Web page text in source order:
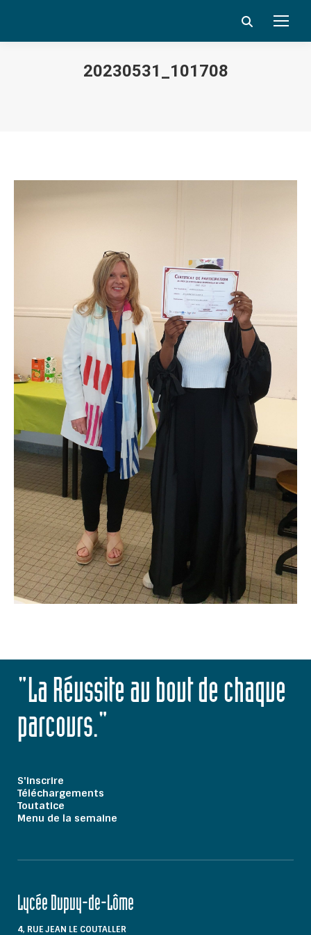
Search:
20230531_101708
"La Réussite au bout de chaque
parcours."
S'inscrire
Téléchargements
Toutatice
Menu de la semaine
Lycée Dupuy-de-Lôme
4, RUE JEAN LE COUTALLER